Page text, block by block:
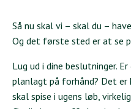
Så nu skal vi – skal du –
Og det første sted er at se
Lug ud i dine beslutninger.
planlagt på forhånd? Det er
skal spise i ugens løb,